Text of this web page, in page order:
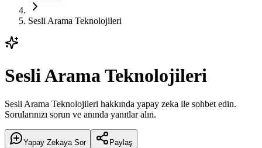
Sesli Arama Teknolojileri
Sesli Arama Teknolojileri
Sesli Arama Teknolojileri hakkında yapay zeka ile sohbet edin.
Sorularınızı sorun ve anında yanıtlar alın.
Yapay Zekaya Sor
Paylaş